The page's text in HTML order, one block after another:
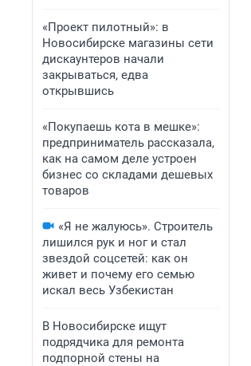
«Проект пилотный»: в
Новосибирске магазины сети
дискаунтеров начали
закрываться, едва
открывшись
«Покупаешь кота в мешке»:
предприниматель рассказала,
как на самом деле устроен
бизнес со складами дешевых
товаров
«Я не жалуюсь». Строитель
лишился рук и ног и стал
звездой соцсетей: как он
живет и почему его семью
искал весь Узбекистан
В Новосибирске ищут
подрядчика для ремонта
подпорной стены на